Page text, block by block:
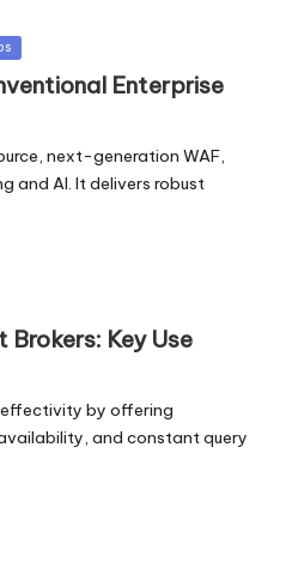
Enterprise
next-generation WAF,
and AI. It delivers robust
Key Use
by offering
and constant query